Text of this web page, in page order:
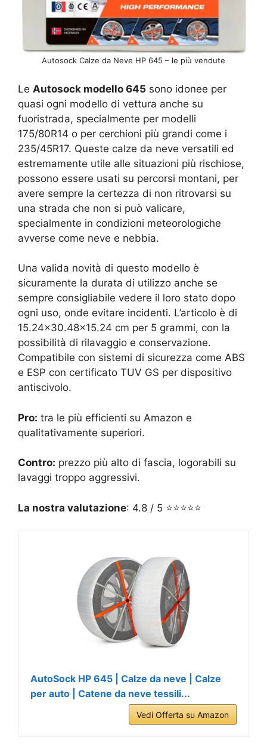
Autosock Calze da Neve HP 645 – le più vendute
Le Autosock modello 645 sono idonee per
quasi ogni modello di vettura anche su
fuoristrada, specialmente per modelli
175/80R14 o per cerchioni più grandi come i
235/45R17. Queste calze da neve versatili ed
estremamente utile alle situazioni più rischiose,
possono essere usati su percorsi montani, per
avere sempre la certezza di non ritrovarsi su
una strada che non si può valicare,
specialmente in condizioni meteorologiche
avverse come neve e nebbia.
Una valida novità di questo modello è
sicuramente la durata di utilizzo anche se
sempre consigliabile vedere il loro stato dopo
ogni uso, onde evitare incidenti. L’articolo è di
15.24×30.48×15.24 cm per 5 grammi, con la
possibilità di rilavaggio e conservazione.
Compatibile con sistemi di sicurezza come ABS
e ESP con certificato TUV GS per dispositivo
antiscivolo.
Pro: tra le più efficienti su Amazon e
qualitativamente superiori.
Contro: prezzo più alto di fascia, logorabili su
lavaggi troppo aggressivi.
La nostra valutazione: 4.8 / 5 ⭐⭐⭐⭐⭐
AutoSock HP 645 | Calze da neve | Calze
per auto | Catene da neve tessili...
Vedi Offerta su Amazon